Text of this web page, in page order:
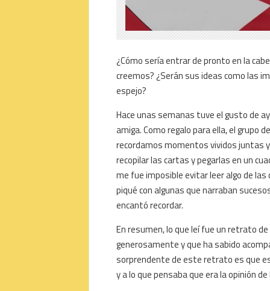
¿Cómo sería entrar de pronto en la
creemos? ¿Serán sus ideas como las
espejo?
Hace unas semanas tuve el gusto de
amiga. Como regalo para ella, el grupo
recordamos momentos vividos juntas
recopilar las cartas y pegarlas en un
me fue imposible evitar leer algo de
piqué con algunas que narraban
encantó recordar.
En resumen, lo que leí fue un retrato
generosamente y que ha sabido
sorprendente de este retrato es que
y a lo que pensaba que era la opinión